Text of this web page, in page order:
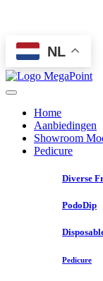
NL
Home
Aanbiedingen
Showroom
Pedicure
Diverse
PodoDip
Pedicure